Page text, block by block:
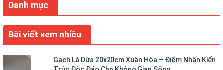
Danh mục
Bài viết xem nhiều
Gạch Lá Dừa 20x20cm Xuân Hòa – Điểm Nhấn Kiến